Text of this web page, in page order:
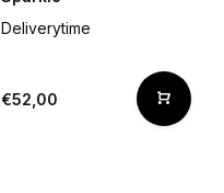
Deliverytime
€52,00